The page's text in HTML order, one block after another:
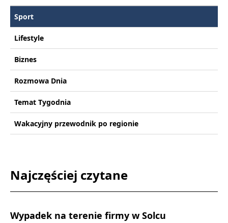
Sport
Lifestyle
Biznes
Rozmowa Dnia
Temat Tygodnia
Wakacyjny przewodnik po regionie
Najczęściej czytane
Wypadek na terenie firmy w Solcu